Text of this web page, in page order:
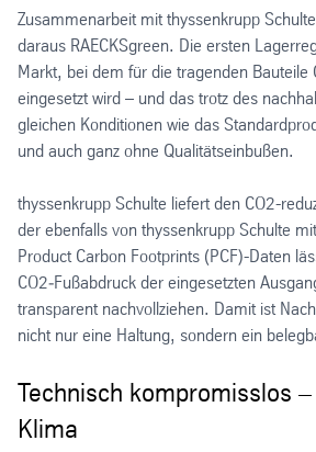
Zusammenarbeit mit thyssenkrupp
daraus RAECKSgreen. Die ersten
Markt, bei dem für die tragenden Bauteile
eingesetzt wird – und das trotz des
gleichen Konditionen wie das
und auch ganz ohne Qualitätseinbußen.
thyssenkrupp Schulte liefert den CO2-
der ebenfalls von thyssenkrupp Schulte
Product Carbon Footprints (PCF)-Daten
CO2‑Fußabdruck der eingesetzten
transparent nachvollziehen. Damit ist
nicht nur eine Haltung, sondern ein
Technisch kompromisslos
Klima